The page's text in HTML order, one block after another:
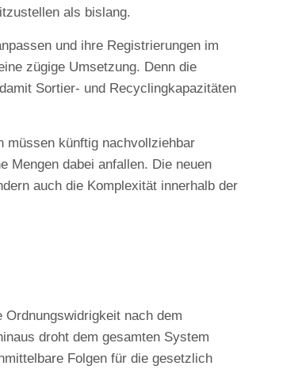
als bislang.
und ihre Registrierungen im
zügige Umsetzung. Denn die
Sortier- und Recyclingkapazitäten
müssen künftig nachvollziehbar
Mengen dabei anfallen. Die neuen
auch die Komplexität innerhalb der
nach dem
droht dem gesamten System
Folgen für die gesetzlich